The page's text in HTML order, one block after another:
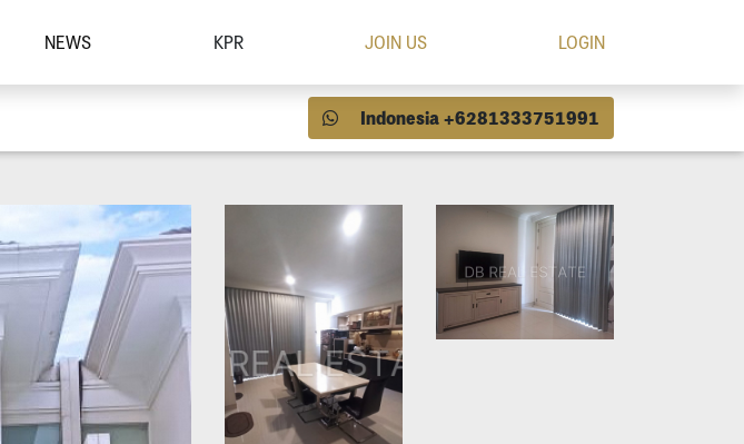
NEWS KPR JOIN US LOGIN
Indonesia +6281333751991